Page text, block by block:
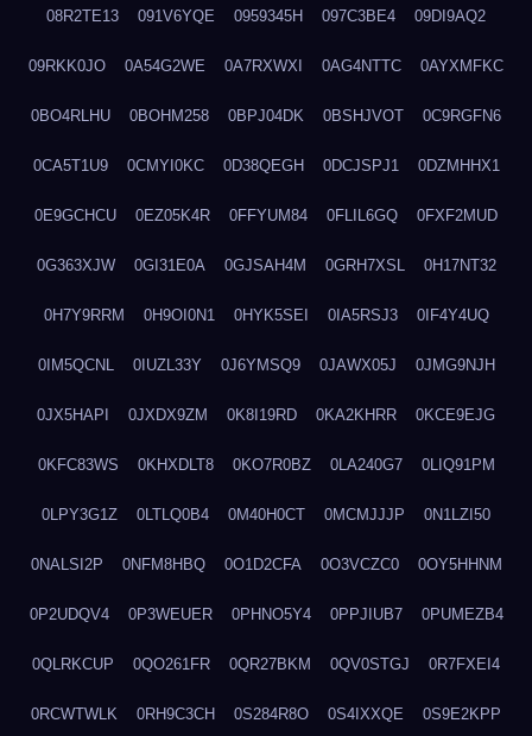
08R2TE13 091V6YQE 0959345H 097C3BE4 09DI9AQ2
09RKK0JO 0A54G2WE 0A7RXWXI 0AG4NTTC 0AYXMFKC
0BO4RLHU 0BOHM258 0BPJ04DK 0BSHJVOT 0C9RGFN6
0CA5T1U9 0CMYI0KC 0D38QEGH 0DCJSPJ1 0DZMHHX1
0E9GCHCU 0EZ05K4R 0FFYUM84 0FLIL6GQ 0FXF2MUD
0G363XJW 0GI31E0A 0GJSAH4M 0GRH7XSL 0H17NT32
0H7Y9RRM 0H9OI0N1 0HYK5SEI 0IA5RSJ3 0IF4Y4UQ
0IM5QCNL 0IUZL33Y 0J6YMSQ9 0JAWX05J 0JMG9NJH
0JX5HAPI 0JXDX9ZM 0K8I19RD 0KA2KHRR 0KCE9EJG
0KFC83WS 0KHXDLT8 0KO7R0BZ 0LA240G7 0LIQ91PM
0LPY3G1Z 0LTLQ0B4 0M40H0CT 0MCMJJJP 0N1LZI50
0NALSI2P 0NFM8HBQ 0O1D2CFA 0O3VCZC0 0OY5HHNM
0P2UDQV4 0P3WEUER 0PHNO5Y4 0PPJIUB7 0PUMEZB4
0QLRKCUP 0QO261FR 0QR27BKM 0QV0STGJ 0R7FXEI4
0RCWTWLK 0RH9C3CH 0S284R8O 0S4IXXQE 0S9E2KPP